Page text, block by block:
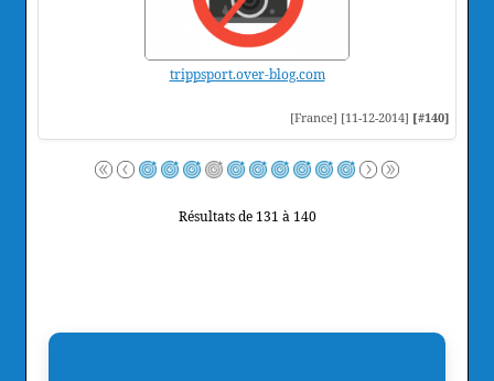
trippsport.over-blog.com
[France] [11-12-2014] [#140]
Résultats de 131 à 140